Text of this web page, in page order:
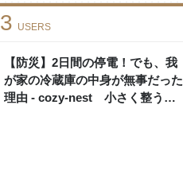
【防災】2日間の停電！でも、我
が家の冷蔵庫の中身が無事だった
理由 - cozy-nest 小さく整う暮
3 USERS